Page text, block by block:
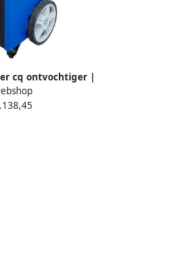
cq ontvochtiger |
SBO1001